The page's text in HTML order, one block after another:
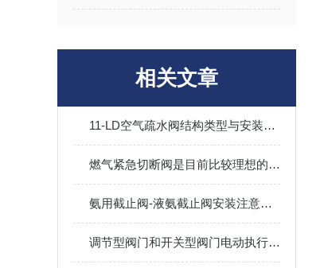
相关文章
11-LD空气疏水阀结构类型与安装常识
燃气紧急切断阀是目前比较理想的安全阀之一
氨用截止阀-液氨截止阀安装注意事项
调节型阀门和开关型阀门电动执行器的区别